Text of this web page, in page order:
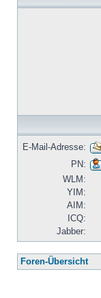
E-Mail-Adresse:
PN:
WLM:
YIM:
AIM:
ICQ:
Jabber:
Foren-Übersicht